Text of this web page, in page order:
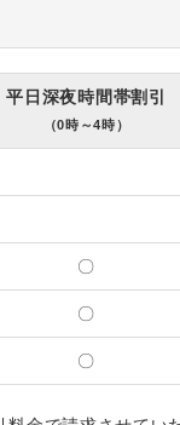
平日深夜時間帯割引
（0時～4時）
〇
〇
〇